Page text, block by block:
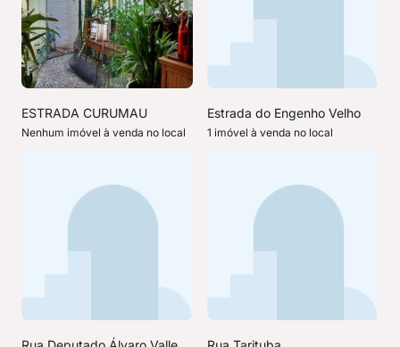
ESTRADA CURUMAU
Nenhum imóvel à venda no local
Estrada do Engenho Velho
1 imóvel à venda no local